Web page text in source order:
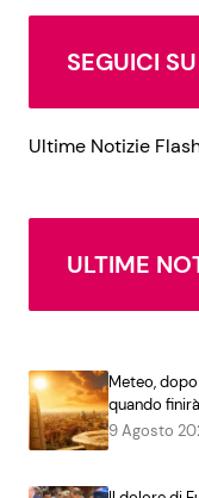
SEGUICI
Ultime Notizie
ULTIME
Meteo,
quando
9 Agosto